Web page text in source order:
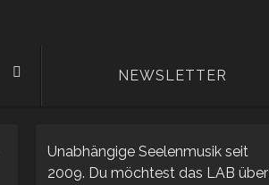
NEWSLETTER
Unabhängige Seelenmusik seit
2009. Du möchtest das LAB über